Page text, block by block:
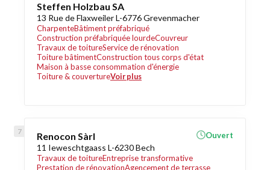
Steffen Holzbau SA
13 Rue de Flaxweiler L-6776 Grevenmacher
CharpenteBâtiment préfabriqué
Construction préfabriquée lourdeCouvreur
Travaux de toitureService de rénovation
Toiture bâtimentConstruction tous corps d'état
Maison à basse consommation d'énergie
Toiture & couvertureVoir plus
Renocon Sàrl
11 Ieweschtgaass L-6230 Bech
Travaux de toitureEntreprise transformative
Prestation de rénovationAgencement de terrasse
Ouvert